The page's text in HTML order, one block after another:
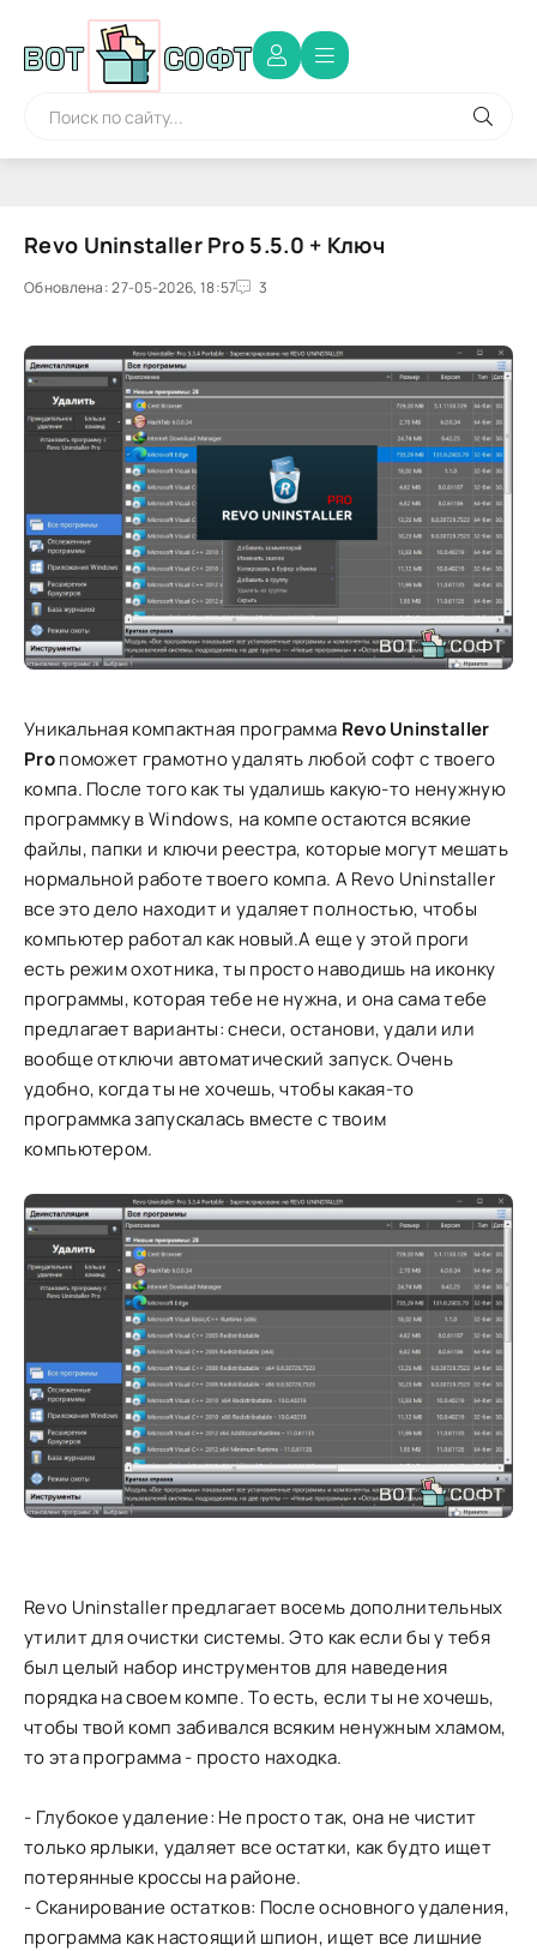
Revo Uninstaller Pro 5.5.0 + Ключ
Обновлена: 27-05-2026, 18:57 3
Уникальная компактная программа Revo Uninstaller
Proпоможет грамотно удалять любой софт с твоего
компа. После того как ты удалишь какую-то ненужную
программку в Windows, на компе остаются всякие
файлы, папки и ключи реестра, которые могут мешать
нормальной работе твоего компа. А Revo Uninstaller
все это дело находит и удаляет полностью, чтобы
компьютер работал как новый.А еще у этой проги
есть режим охотника, ты просто наводишь на иконку
программы, которая тебе не нужна, и она сама тебе
предлагает варианты: снеси, останови, удали или
вообще отключи автоматический запуск. Очень
удобно, когда ты не хочешь, чтобы какая-то
программка запускалась вместе с твоим
компьютером.
Revo Uninstaller предлагает восемь дополнительных
утилит для очистки системы. Это как если бы у тебя
был целый набор инструментов для наведения
порядка на своем компе. То есть, если ты не хочешь,
чтобы твой комп забивался всяким ненужным хламом,
то эта программа - просто находка.
- Глубокое удаление: Не просто так, она не чистит
только ярлыки, удаляет все остатки, как будто ищет
потерянные кроссы на районе.
- Сканирование остатков: После основного удаления,
программа как настоящий шпион, ищет все лишние